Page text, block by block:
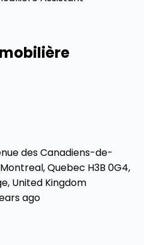
des Canadiens-de-
Quebec H3B 0G4,
United Kingdom
ago